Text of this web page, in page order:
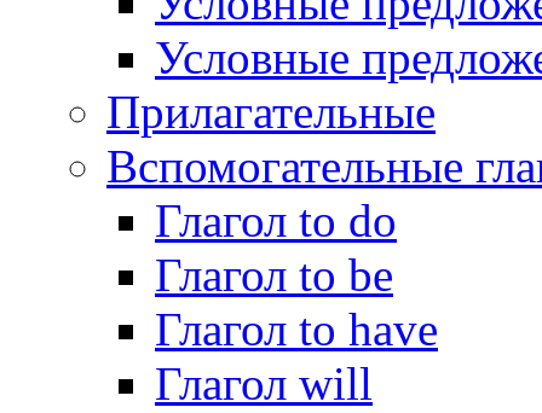
Условные
Прилагательные
Вспомогательные
Глагол to do
Глагол to be
Глагол to have
Глагол will